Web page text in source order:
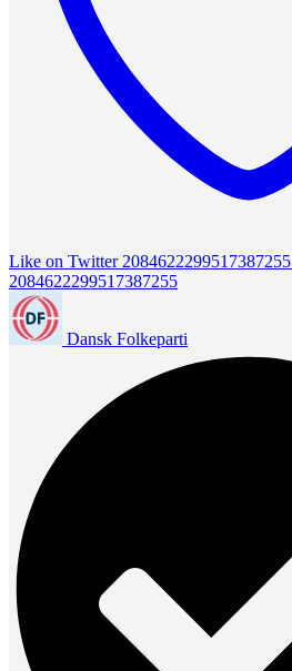
Like on Twitter 2084622299517387255
2084622299517387255
Dansk Folkeparti